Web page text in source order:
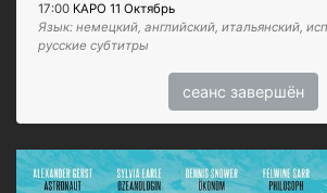
17:00 КАРО 11 Октябрь
Язык: немецкий, английский, итальянский,
русские субтитры
сеанс завершён